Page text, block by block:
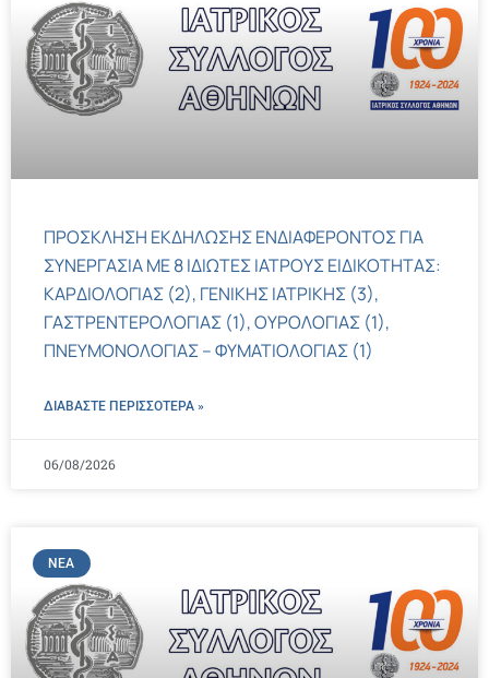
ΠΡΟΣΚΛΗΣΗ ΕΚΔΗΛΩΣΗΣ ΕΝΔΙΑΦΕΡΟΝΤΟΣ ΓΙΑ
ΣΥΝΕΡΓΑΣΙΑ ΜΕ 8 ΙΔΙΩΤΕΣ ΙΑΤΡΟΥΣ ΕΙΔΙΚΟΤΗΤΑΣ:
ΚΑΡΔΙΟΛΟΓΙΑΣ (2), ΓΕΝΙΚΗΣ ΙΑΤΡΙΚΗΣ (3),
ΓΑΣΤΡΕΝΤΕΡΟΛΟΓΙΑΣ (1), ΟΥΡΟΛΟΓΙΑΣ (1),
ΠΝΕΥΜΟΝΟΛΟΓΙΑΣ – ΦΥΜΑΤΙΟΛΟΓΙΑΣ (1)
ΔΙΑΒΑΣΤΕ ΠΕΡΙΣΣΌΤΕΡΑ »
06/08/2026
ΝΈΑ